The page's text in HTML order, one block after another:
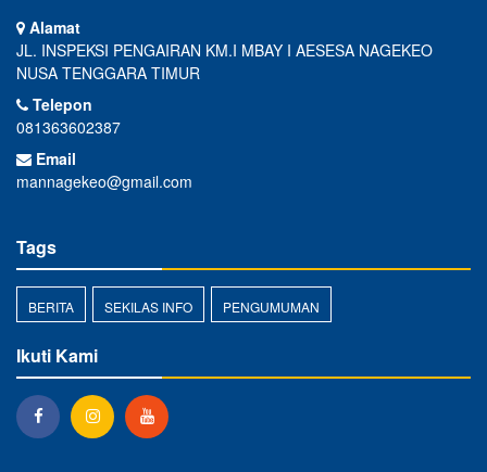
Alamat
JL. INSPEKSI PENGAIRAN KM.I MBAY I AESESA NAGEKEO
NUSA TENGGARA TIMUR
Telepon
081363602387
Email
mannagekeo@gmail.com
Tags
BERITA SEKILAS INFO PENGUMUMAN
Ikuti Kami